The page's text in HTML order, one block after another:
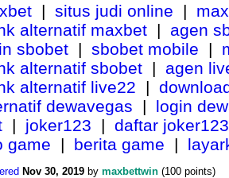
| situs judi online |
alternatif maxbet | agen
sbobet | sbobet mobile |
alternatif sbobet | agen
alternatif live22 |
dewavegas | login
| joker123 | daftar joker123
game | berita game |
Nov 30, 2019 by maxbettwin (100 points)